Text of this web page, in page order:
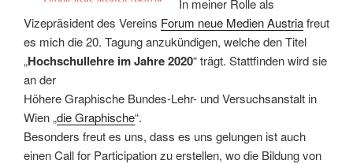
In meiner Rolle als
Vizepräsident des Vereins Forum neue Medien Austriafreut
es mich die 20. Tagung anzukündigen, welche den Titel
„Hochschullehre im Jahre 2020“ trägt. Stattfinden wird sie
an der
Höhere Graphische Bundes-Lehr- und Versuchsanstalt in
Wien „die Graphische“.
Besonders freut es uns, dass es uns gelungen ist auch
einen Call for Participation zu erstellen, wo die Bildung von